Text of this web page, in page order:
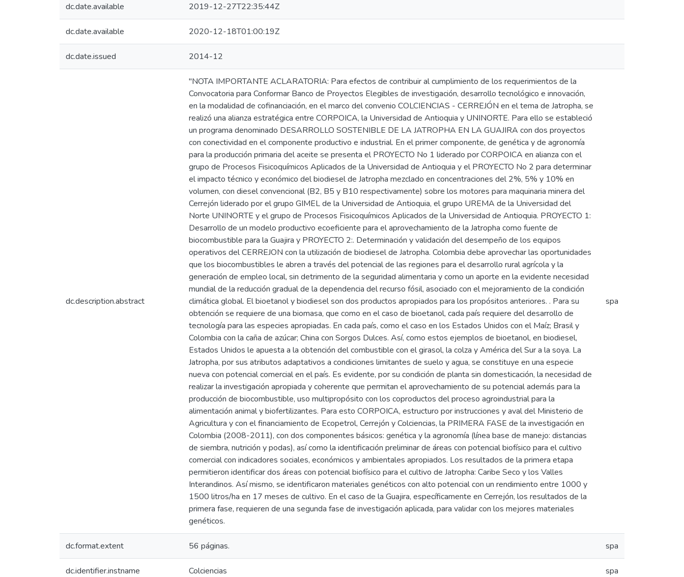
dc.date.available 2019-12-27T22:35:44Z
dc.date.available 2020-12-18T01:00:19Z
dc.date.issued 2014-12
dc.description.abstract
"NOTA IMPORTANTE ACLARATORIA: Para efectos de contribuir al cumplimiento de los requerimientos de la
Convocatoria para Conformar Banco de Proyectos Elegibles de investigación, desarrollo tecnológico e innovación,
en la modalidad de cofinanciación, en el marco del convenio COLCIENCIAS - CERREJÓN en el tema de Jatropha, se
realizó una alianza estratégica entre CORPOICA, la Universidad de Antioquia y UNINORTE. Para ello se estableció
un programa denominado DESARROLLO SOSTENIBLE DE LA JATROPHA EN LA GUAJIRA con dos proyectos
con conectividad en el componente productivo e industrial. En el primer componente, de genética y de agronomía
para la producción primaria del aceite se presenta el PROYECTO No 1 liderado por CORPOICA en alianza con el
grupo de Procesos Fisicoquímicos Aplicados de la Universidad de Antioquia y el PROYECTO No 2 para determinar
el impacto técnico y económico del biodiesel de Jatropha mezclado en concentraciones del 2%, 5% y 10% en
volumen, con diesel convencional (B2, B5 y B10 respectivamente) sobre los motores para maquinaria minera del
Cerrejón liderado por el grupo GIMEL de la Universidad de Antioquia, el grupo UREMA de la Universidad del
Norte UNINORTE y el grupo de Procesos Fisicoquímicos Aplicados de la Universidad de Antioquia. PROYECTO 1:
Desarrollo de un modelo productivo ecoeficiente para el aprovechamiento de la Jatropha como fuente de
biocombustible para la Guajira y PROYECTO 2:. Determinación y validación del desempeño de los equipos
operativos del CERREJON con la utilización de biodiesel de Jatropha. Colombia debe aprovechar las oportunidades
que los biocombustibles le abren a través del potencial de las regiones para el desarrollo rural agrícola y la
generación de empleo local, sin detrimento de la seguridad alimentaria y como un aporte en la evidente necesidad
mundial de la reducción gradual de la dependencia del recurso fósil, asociado con el mejoramiento de la condición
climática global. El bioetanol y biodiesel son dos productos apropiados para los propósitos anteriores. . Para su
obtención se requiere de una biomasa, que como en el caso de bioetanol, cada país requiere del desarrollo de
tecnología para las especies apropiadas. En cada país, como el caso en los Estados Unidos con el Maíz; Brasil y
Colombia con la caña de azúcar; China con Sorgos Dulces. Así, como estos ejemplos de bioetanol, en biodiesel,
Estados Unidos le apuesta a la obtención del combustible con el girasol, la colza y América del Sur a la soya. La
Jatropha, por sus atributos adaptativos a condiciones limitantes de suelo y agua, se constituye en una especie
nueva con potencial comercial en el país. Es evidente, por su condición de planta sin domesticación, la necesidad de
realizar la investigación apropiada y coherente que permitan el aprovechamiento de su potencial además para la
producción de biocombustible, uso multipropósito con los coproductos del proceso agroindustrial para la
alimentación animal y biofertilizantes. Para esto CORPOICA, estructuro por instrucciones y aval del Ministerio de
Agricultura y con el financiamiento de Ecopetrol, Cerrejón y Colciencias, la PRIMERA FASE de la investigación en
Colombia (2008-2011), con dos componentes básicos: genética y la agronomía (línea base de manejo: distancias
de siembra, nutrición y podas), así como la identificación preliminar de áreas con potencial biofísico para el cultivo
comercial con indicadores sociales, económicos y ambientales apropiados. Los resultados de la primera etapa
permitieron identificar dos áreas con potencial biofísico para el cultivo de Jatropha: Caribe Seco y los Valles
Interandinos. Así mismo, se identificaron materiales genéticos con alto potencial con un rendimiento entre 1000 y
1500 litros/ha en 17 meses de cultivo. En el caso de la Guajira, específicamente en Cerrejón, los resultados de la
primera fase, requieren de una segunda fase de investigación aplicada, para validar con los mejores materiales
genéticos.
spa
dc.format.extent 56 páginas. spa
dc.identifier.instname Colciencias spa